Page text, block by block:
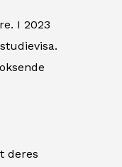
I 2023
deres